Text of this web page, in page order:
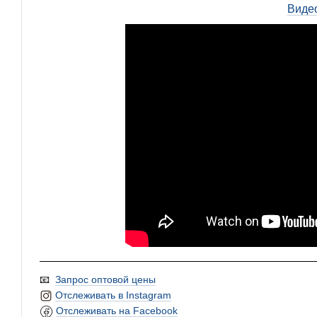
📧 Запрос оптовой цены
Отслеживать в Instagram
Отслеживать на Facebook